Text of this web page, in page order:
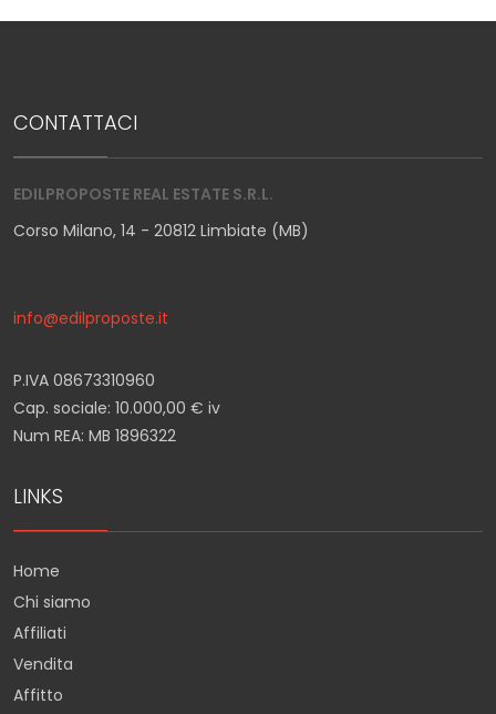
CONTATTACI
EDILPROPOSTE REAL ESTATE S.R.L.
Corso Milano, 14 - 20812 Limbiate (MB)
info@edilproposte.it
P.IVA 08673310960
Cap. sociale: 10.000,00 € iv
Num REA: MB 1896322
LINKS
Home
Chi siamo
Affiliati
Vendita
Affitto